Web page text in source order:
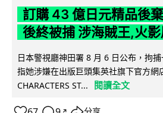
訂購 43 億日元精品後
後終被捕 涉海賊王,火
日本警視廳神田署 8 月 6 日公布，拘
指她涉嫌在出版巨頭集英社旗下官方網
CHARACTERS ST...
閱讀全文